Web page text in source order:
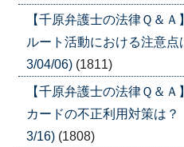
【千原弁護士の法律Ｑ
ルート活動における注意
3/04/06) (1811)
【千原弁護士の法律Ｑ＆
カードの不正利用対策は
3/16) (1808)